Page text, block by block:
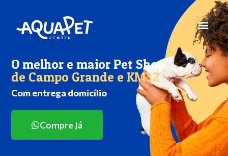
O melhor e maior Pet Shop
de Campo Grande e KM32
Com entrega domicílio
Compre Já